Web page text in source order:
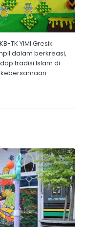
TK YIMI Gresik
dalam berkreasi,
tradisi Islam di